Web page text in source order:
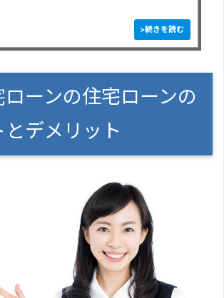
ーンの住宅ローンの
デメリット